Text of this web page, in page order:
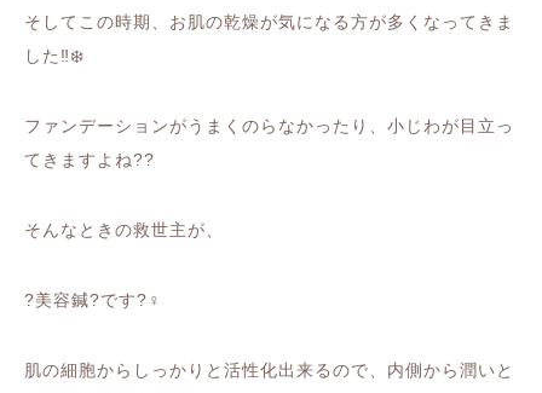
そしてこの時期、お肌の乾燥が気になる方が多くなってきま
した ‼️❄️
ファンデーションがうまくのらなかったり、小じわが目立っ
てきますよね??
そんなときの救世主が、
?美容鍼?です?‍♀️
肌の細胞からしっかりと活性化出来るので、内側から潤いと